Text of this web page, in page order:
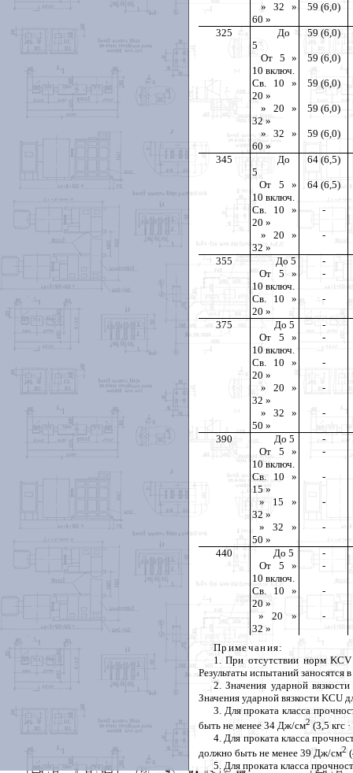
» 32 »
60 »
59 (6,0)
325
До
5
59 (6,0)
От 5 »
10 включ.
59 (6,0)
Св. 10 »
20 »
59 (6,0)
» 20 »
32 »
59 (6,0)
» 32 »
60 »
59 (6,0)
345
До
5
64 (6,5)
От 5 »
10 включ.
64 (6,5)
Св. 10 »
20 »
-
» 20 »
32 »
-
355 До 5
-
От 5 »
10 включ.
-
Св. 10 »
20 »
-
375 До 5
-
От 5 »
10 включ.
-
Св. 10 »
20 »
-
» 20 »
32 »
-
» 32 »
50 »
-
390 До 5
-
От 5 »
10 включ.
-
Св. 10 »
15 »
-
» 15 »
32 »
-
» 32 »
50 »
-
440 До 5
-
От 5 »
10 включ.
-
Св. 10 »
20 »
-
» 20 »
32 »
-
Примечания:
1. При отсутствии норм KCV
Результаты испытаний заносятся
2. Значения ударной
Значения ударной вязкости KCU
3. Для проката класса
быть не менее 34 Дж/см2(3,5 кгс
4. Для проката класса
должно быть не менее 39 Дж/см2
5. Для проката класса